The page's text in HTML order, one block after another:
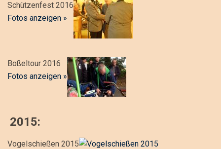
Schützenfest 2016
Fotos anzeigen »
Boßeltour 2016
Fotos anzeigen »
2015:
Vogelschießen 2015